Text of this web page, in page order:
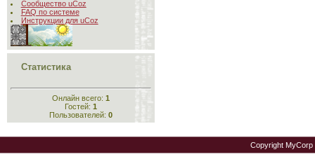
Сообщество uCoz
FAQ по системе
Инструкции для uCoz
Статистика
Онлайн всего: 1
Гостей: 1
Пользователей: 0
Copyright MyCorp